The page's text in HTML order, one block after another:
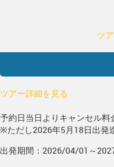
ツ
ツアー詳細を見る
予約日当日よりキャンセル料
※ただし2026年5月18日出発
出発期間：2026/04/01～